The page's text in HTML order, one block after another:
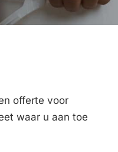
offerte voor
waar u aan toe